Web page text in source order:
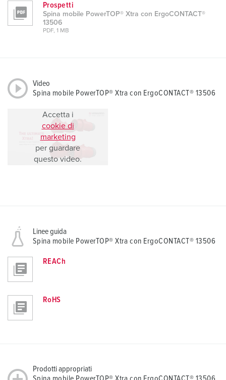
Prospetti
Spina mobile PowerTOP® Xtra con ErgoCONTACT®
13506
PDF, 1 MB
Video
Spina mobile PowerTOP® Xtra con ErgoCONTACT® 13506
Accetta i
cookie di
marketing
per guardare
questo video.
Linee guida
Spina mobile PowerTOP® Xtra con ErgoCONTACT® 13506
REACh
RoHS
Prodotti appropriati